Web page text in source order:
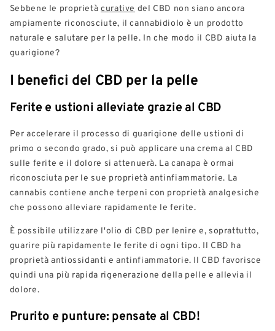
Sebbene le proprietàcurative del CBD non siano ancora
ampiamente riconosciute, il cannabidiolo è un prodotto
naturale e salutare per la pelle. In che modo il CBD aiuta la
guarigione?
I benefici del CBD per la pelle
Ferite e ustioni alleviate grazie al CBD
Per accelerare il processo di guarigione delle ustioni di
primo o secondo grado, si può applicare una crema al CBD
sulle ferite e il dolore si attenuerà. La canapa è ormai
riconosciuta per le sue proprietà antinfiammatorie. La
cannabis contiene anche terpeni con proprietà analgesiche
che possono alleviare rapidamente le ferite.
È possibile utilizzare l'olio di CBD per lenire e, soprattutto,
guarire più rapidamente le ferite di ogni tipo. Il CBD ha
proprietà antiossidanti e antinfiammatorie. Il CBD favorisce
quindi una più rapida rigenerazione della pelle e allevia il
dolore.
Prurito e punture: pensate al CBD!